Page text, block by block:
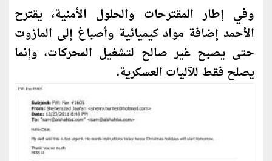
وفي إطار المقترحات والحلول الأمنية، يقترح
الأحمد إضافة مواد كيميائية وأصباغ إلى المازوت
حتى يصبح غير صالح لتشغيل المحركات، وإنما
يصلح فقط للآليات العسكرية.